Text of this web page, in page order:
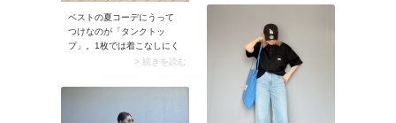
スを重ねるだけで一気に華
パンツと重ね着するバラン
スも今の気分にぴったりで
ベストの夏コーデにうって
つけなのが「タンクトッ
プ」。1枚では着こなしにく
いタンクトップですが、ベ
下がり、お出かけにぴった
前を開けると風通しがよく
> 続きを読む